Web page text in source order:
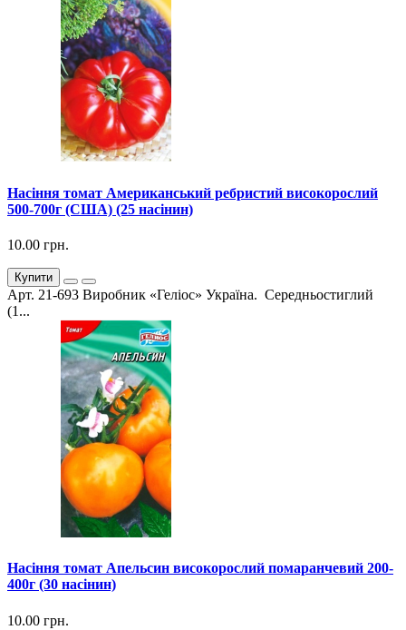
Насіння томат Американський ребристий високорослий
500-700г (США) (25 насінин)
10.00 грн.
Купити
Арт. 21-693 Виробник «Геліос» Україна. Середньостиглий
(1...
Насіння томат Апельсин високорослий помаранчевий 200-
400г (30 насінин)
10.00 грн.